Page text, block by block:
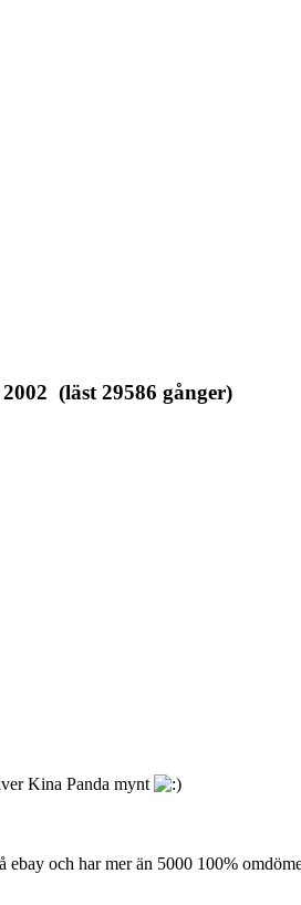
(läst 29586 gånger)
Kina Panda mynt
och har mer än 5000 100%